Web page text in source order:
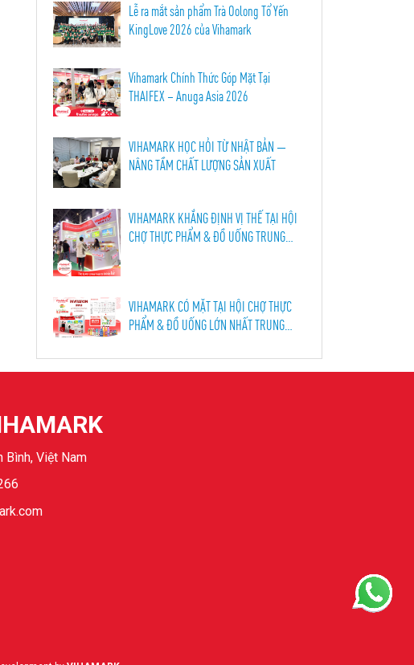
Lễ ra mắt sản phẩm Trà Oolong Tổ Yến
KingLove 2026 của Vihamark
Vihamark Chính Thức Góp Mặt Tại
THAIFEX – Anuga Asia 2026
VIHAMARK HỌC HỎI TỪ NHẬT BẢN —
NÂNG TẦM CHẤT LƯỢNG SẢN XUẤT
VIHAMARK KHẲNG ĐỊNH VỊ THẾ TẠI HỘI
CHỢ THỰC PHẨM & ĐỒ UỐNG TRUNG
VIHAMARK CÓ MẶT TẠI HỘI CHỢ THỰC
PHẨM & ĐỒ UỐNG LỚN NHẤT TRUNG
Bình, Việt Nam